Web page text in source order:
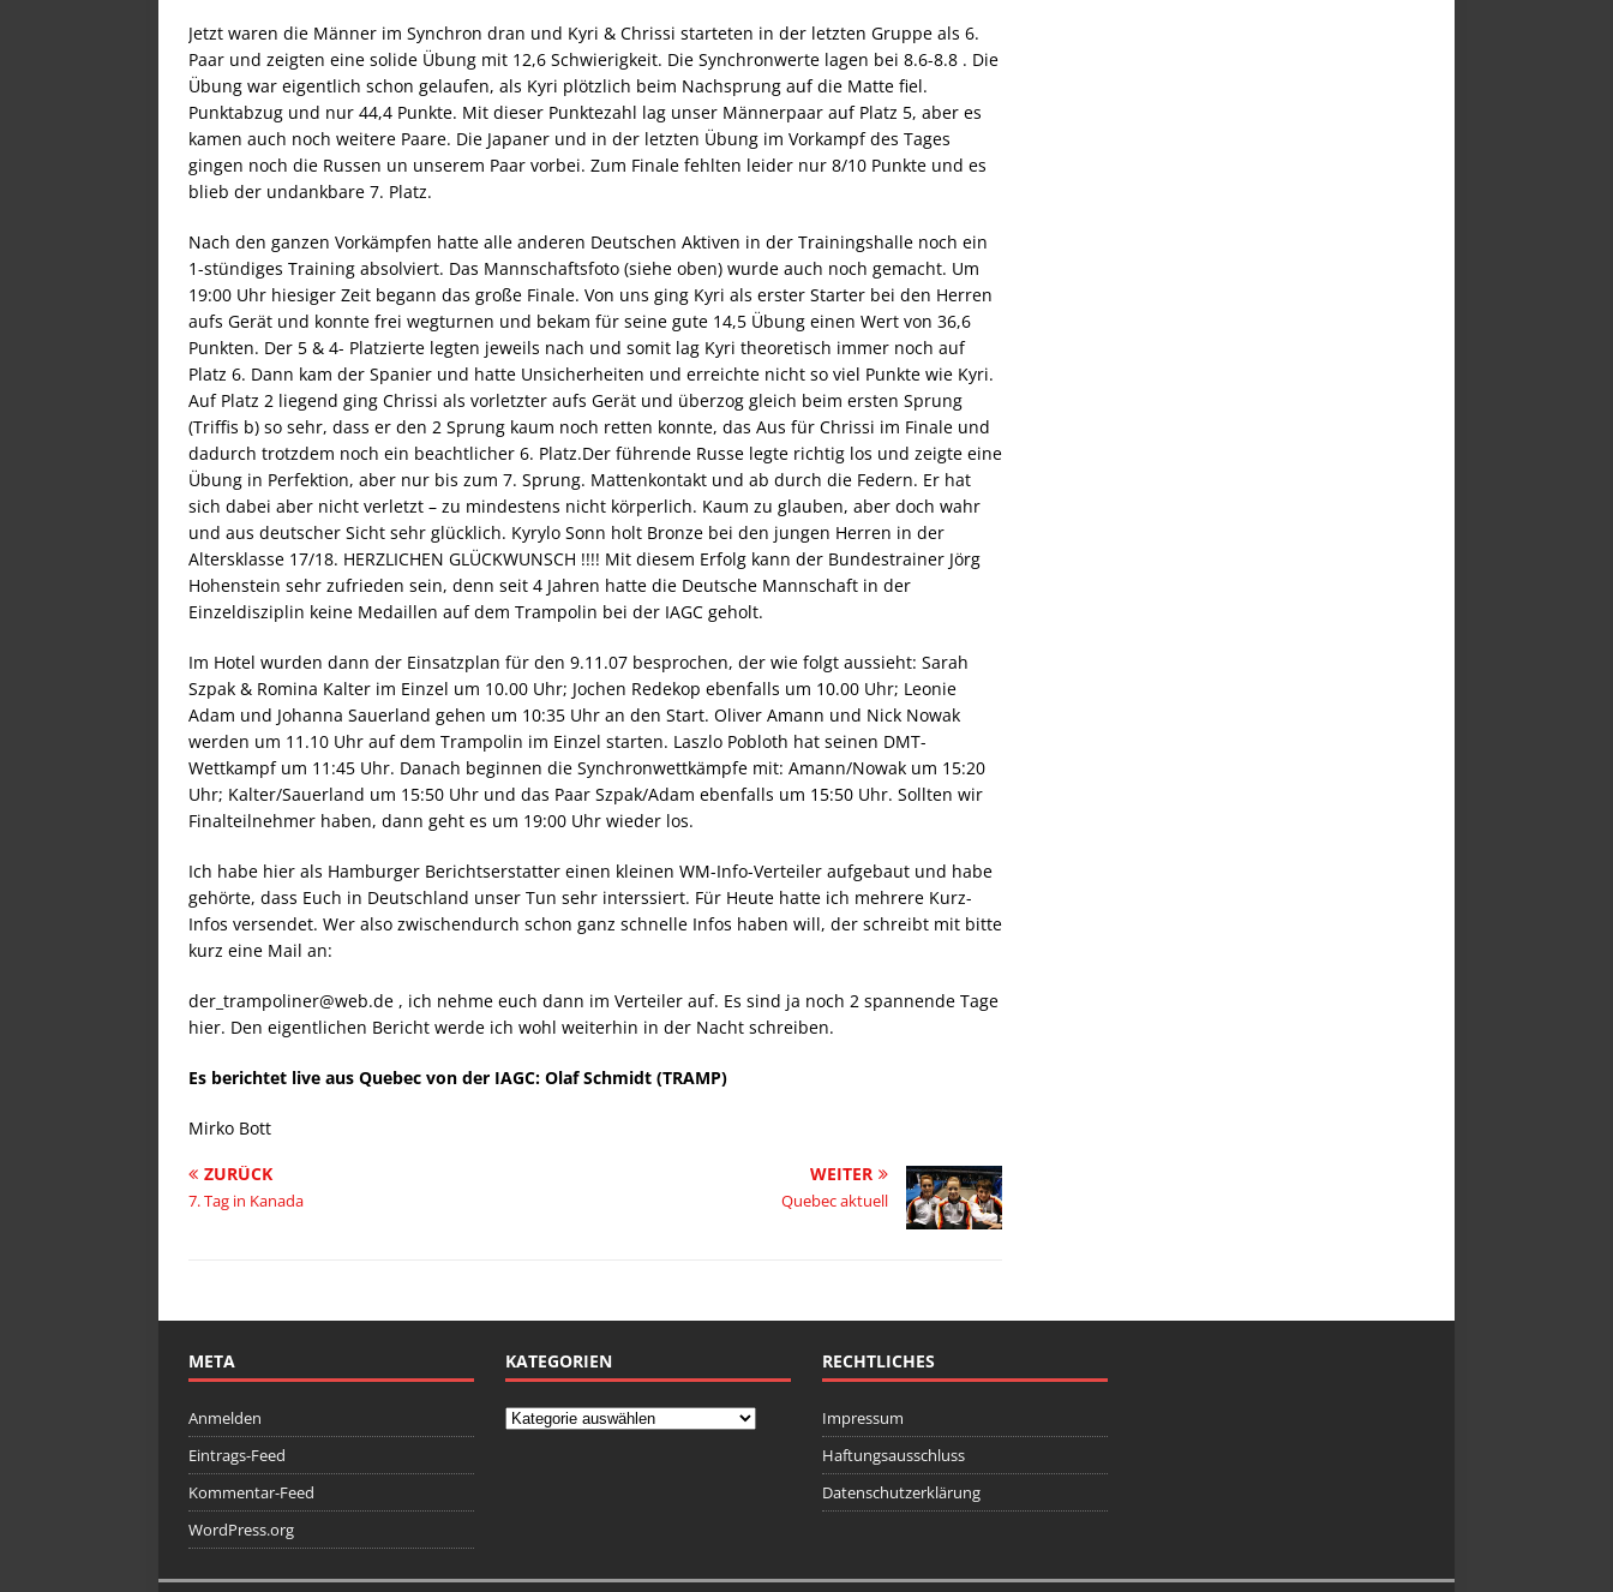
Jetzt waren die Männer im Synchron dran und Kyri & Chrissi starteten in der letzten Gruppe als 6.
Paar und zeigten eine solide Übung mit 12,6 Schwierigkeit. Die Synchronwerte lagen bei 8.6-8.8 . Die
Übung war eigentlich schon gelaufen, als Kyri plötzlich beim Nachsprung auf die Matte fiel.
Punktabzug und nur 44,4 Punkte. Mit dieser Punktezahl lag unser Männerpaar auf Platz 5, aber es
kamen auch noch weitere Paare. Die Japaner und in der letzten Übung im Vorkampf des Tages
gingen noch die Russen un unserem Paar vorbei. Zum Finale fehlten leider nur 8/10 Punkte und es
blieb der undankbare 7. Platz.
Nach den ganzen Vorkämpfen hatte alle anderen Deutschen Aktiven in der Trainingshalle noch ein
1-stündiges Training absolviert. Das Mannschaftsfoto (siehe oben) wurde auch noch gemacht. Um
19:00 Uhr hiesiger Zeit begann das große Finale. Von uns ging Kyri als erster Starter bei den Herren
aufs Gerät und konnte frei wegturnen und bekam für seine gute 14,5 Übung einen Wert von 36,6
Punkten. Der 5 & 4- Platzierte legten jeweils nach und somit lag Kyri theoretisch immer noch auf
Platz 6. Dann kam der Spanier und hatte Unsicherheiten und erreichte nicht so viel Punkte wie Kyri.
Auf Platz 2 liegend ging Chrissi als vorletzter aufs Gerät und überzog gleich beim ersten Sprung
(Triffis b) so sehr, dass er den 2 Sprung kaum noch retten konnte, das Aus für Chrissi im Finale und
dadurch trotzdem noch ein beachtlicher 6. Platz.Der führende Russe legte richtig los und zeigte eine
Übung in Perfektion, aber nur bis zum 7. Sprung. Mattenkontakt und ab durch die Federn. Er hat
sich dabei aber nicht verletzt – zu mindestens nicht körperlich. Kaum zu glauben, aber doch wahr
und aus deutscher Sicht sehr glücklich. Kyrylo Sonn holt Bronze bei den jungen Herren in der
Altersklasse 17/18. HERZLICHEN GLÜCKWUNSCH !!!! Mit diesem Erfolg kann der Bundestrainer Jörg
Hohenstein sehr zufrieden sein, denn seit 4 Jahren hatte die Deutsche Mannschaft in der
Einzeldisziplin keine Medaillen auf dem Trampolin bei der IAGC geholt.
Im Hotel wurden dann der Einsatzplan für den 9.11.07 besprochen, der wie folgt aussieht: Sarah
Szpak & Romina Kalter im Einzel um 10.00 Uhr; Jochen Redekop ebenfalls um 10.00 Uhr; Leonie
Adam und Johanna Sauerland gehen um 10:35 Uhr an den Start. Oliver Amann und Nick Nowak
werden um 11.10 Uhr auf dem Trampolin im Einzel starten. Laszlo Pobloth hat seinen DMT-
Wettkampf um 11:45 Uhr. Danach beginnen die Synchronwettkämpfe mit: Amann/Nowak um 15:20
Uhr; Kalter/Sauerland um 15:50 Uhr und das Paar Szpak/Adam ebenfalls um 15:50 Uhr. Sollten wir
Finalteilnehmer haben, dann geht es um 19:00 Uhr wieder los.
Ich habe hier als Hamburger Berichtserstatter einen kleinen WM-Info-Verteiler aufgebaut und habe
gehörte, dass Euch in Deutschland unser Tun sehr interssiert. Für Heute hatte ich mehrere Kurz-
Infos versendet. Wer also zwischendurch schon ganz schnelle Infos haben will, der schreibt mit bitte
kurz eine Mail an:
der_trampoliner@web.de , ich nehme euch dann im Verteiler auf. Es sind ja noch 2 spannende Tage
hier. Den eigentlichen Bericht werde ich wohl weiterhin in der Nacht schreiben.
Es berichtet live aus Quebec von der IAGC: Olaf Schmidt (TRAMP)
Mirko Bott
ZURÜCK
7. Tag in Kanada
WEITER
Quebec aktuell
META
Anmelden
Eintrags-Feed
Kommentar-Feed
WordPress.org
KATEGORIEN RECHTLICHES
Impressum
Haftungsausschluss
Datenschutzerklärung